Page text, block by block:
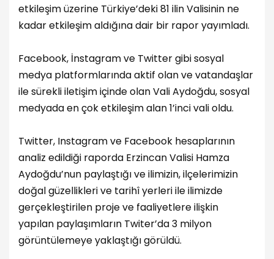
etkileşim üzerine Türkiye’deki 81 ilin Valisinin ne
kadar etkileşim aldığına dair bir rapor yayımladı.
Facebook, İnstagram ve Twitter gibi sosyal
medya platformlarında aktif olan ve vatandaşlar
ile sürekli iletişim içinde olan Vali Aydoğdu, sosyal
medyada en çok etkileşim alan 1’inci vali oldu.
Twitter, Instagram ve Facebook hesaplarının
analiz edildiği raporda Erzincan Valisi Hamza
Aydoğdu’nun paylaştığı ve ilimizin, ilçelerimizin
doğal güzellikleri ve tarihî yerleri ile ilimizde
gerçekleştirilen proje ve faaliyetlere ilişkin
yapılan paylaşımların Twiter’da 3 milyon
görüntülemeye yaklaştığı görüldü.